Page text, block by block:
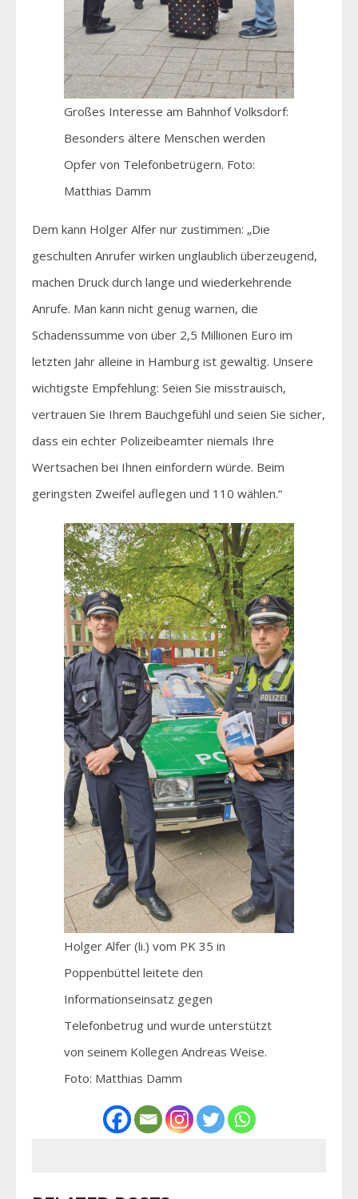
Großes Interesse am Bahnhof Volksdorf:
Besonders ältere Menschen werden
Opfer von Telefonbetrügern. Foto:
Matthias Damm
Dem kann Holger Alfer nur zustimmen: „Die
geschulten Anrufer wirken unglaublich überzeugend,
machen Druck durch lange und wiederkehrende
Anrufe. Man kann nicht genug warnen, die
Schadenssumme von über 2,5 Millionen Euro im
letzten Jahr alleine in Hamburg ist gewaltig. Unsere
wichtigste Empfehlung: Seien Sie misstrauisch,
vertrauen Sie Ihrem Bauchgefühl und seien Sie sicher,
dass ein echter Polizeibeamter niemals Ihre
Wertsachen bei Ihnen einfordern würde. Beim
geringsten Zweifel auflegen und 110 wählen.“
Holger Alfer (li.) vom PK 35 in
Poppenbüttel leitete den
Informationseinsatz gegen
Telefonbetrug und wurde unterstützt
von seinem Kollegen Andreas Weise.
Foto: Matthias Damm